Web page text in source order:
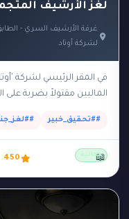
لغز الأرشيف
غرفة الأرشيف السري -
لشركة أوتاد
في المقر الرئيسي لشركة
الماليين مقتولاً بضربة
##تحقيق_خبير
مجانية 450 📖